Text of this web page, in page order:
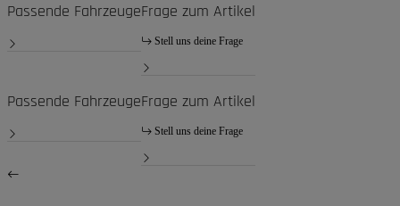
Passende FahrzeugeFrage zum Artikel
Stell uns deine Frage
Passende FahrzeugeFrage zum Artikel
Stell uns deine Frage